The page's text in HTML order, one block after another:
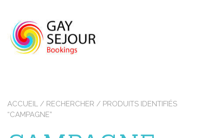
content
ACCUEIL / RECHERCHER / PRODUITS IDENTIFIÉS
“CAMPAGNE”